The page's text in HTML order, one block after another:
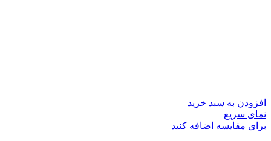
افزودن به سبد خرید
نمای سریع
برای مقایسه اضافه کنید